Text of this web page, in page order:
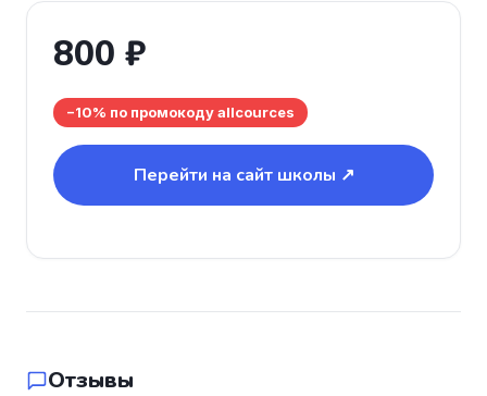
800 ₽
−10% по промокоду allcources
Перейти на сайт школы ↗
Отзывы